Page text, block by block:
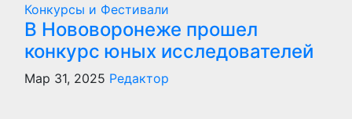
Конкурсы и Фестивали
В Нововоронеже прошел
конкурс юных исследователей
Мар 31, 2025 Редактор